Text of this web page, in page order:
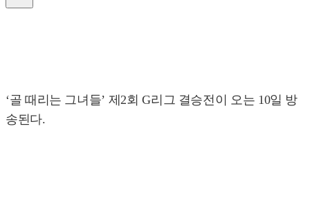
‘골 때리는 그녀들’ 제2회 G리그 결승전이 오는 10일 방
송된다.